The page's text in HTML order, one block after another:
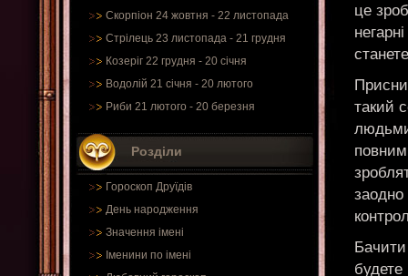
Скорпіон 24 жовтня - 22 листопада
Стрілець 23 листопада - 21 грудня
Козеріг 22 грудня - 20 січня
Водолій 21 січня - 20 лютого
Риби 21 лютого - 20 березня
Розділи
Гороскоп Друїдів
День народження
Значення імені
Іменини по імені
це
такий
повним
заодно